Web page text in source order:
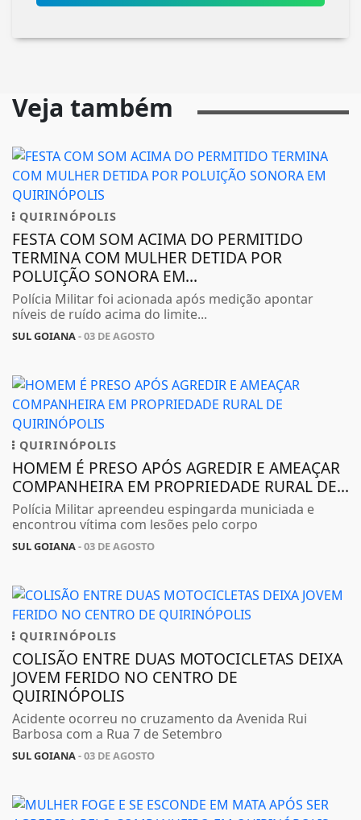
Veja também
QUIRINÓPOLIS
FESTA COM SOM ACIMA DO PERMITIDO
TERMINA COM MULHER DETIDA POR
POLUIÇÃO SONORA EM...
Polícia Militar foi acionada após medição apontar
níveis de ruído acima do limite...
SUL GOIANA- 03 DE AGOSTO
QUIRINÓPOLIS
HOMEM É PRESO APÓS AGREDIR E AMEAÇAR
COMPANHEIRA EM PROPRIEDADE RURAL DE...
Polícia Militar apreendeu espingarda municiada e
encontrou vítima com lesões pelo corpo
SUL GOIANA- 03 DE AGOSTO
QUIRINÓPOLIS
COLISÃO ENTRE DUAS MOTOCICLETAS DEIXA
JOVEM FERIDO NO CENTRO DE
QUIRINÓPOLIS
Acidente ocorreu no cruzamento da Avenida Rui
Barbosa com a Rua 7 de Setembro
SUL GOIANA- 03 DE AGOSTO